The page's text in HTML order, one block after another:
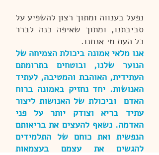
נפעל בענווה ומתוך רצון להשפיע על
סביבתנו, ומתוך שאיפה כנה לברר
כל העת מי אנחנו.
​אנו מלאי אמונה ביכולת הצמיחה של
הנוער שלנו, ובוטחים בתרומתם
העתידית, האוהבת והמטיבה, לעתיד
האנושות. יחד נחזיק באמונה ברוח
האדם וביכולת של האנושות ליצור
עתיד בריא וצודק יותר על פני
האדמה. נשאף להעצים את בריאותם
הנפשית ואת כוחם של התלמידים
להגשים את עצמם בעצמאות